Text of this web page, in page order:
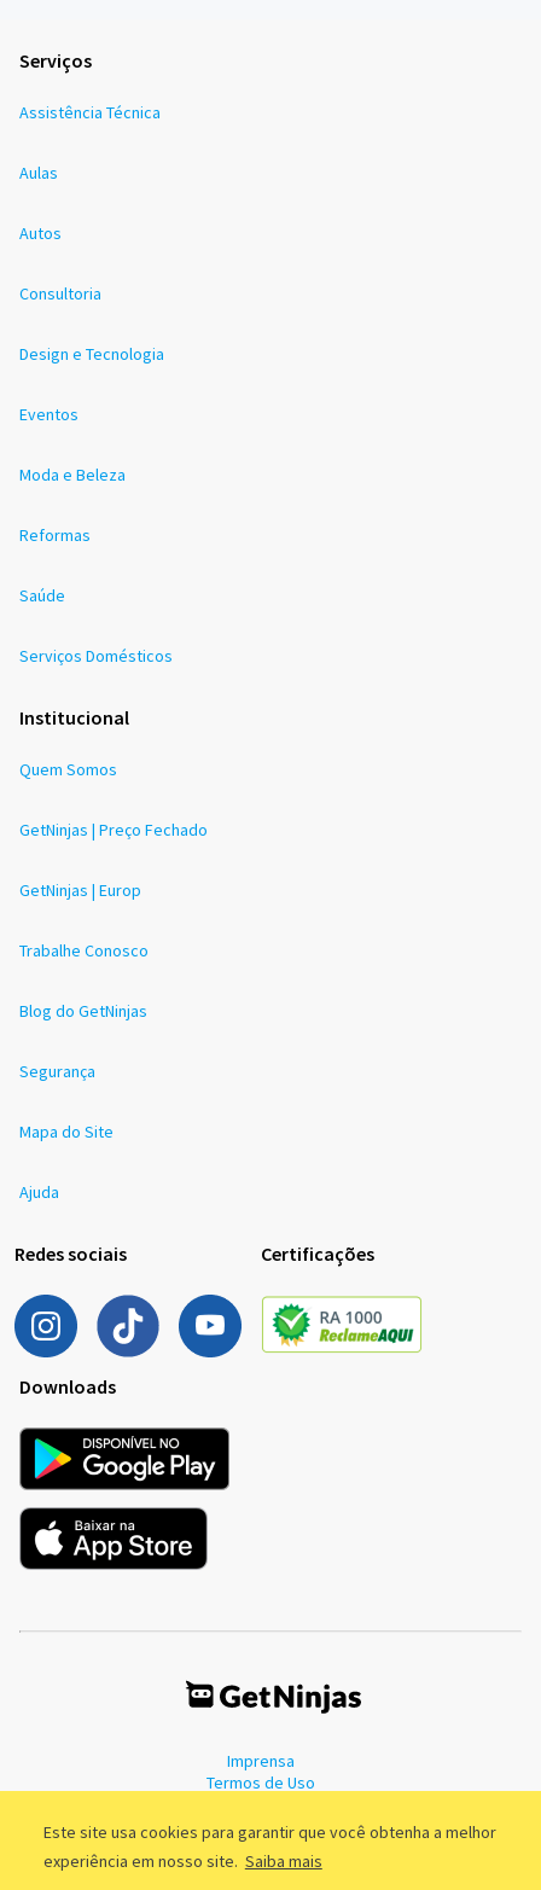
Este site usa cookies para garantir que você obtenha a melhor
experiência em nosso site. Saiba mais
Serviços
Assistência Técnica
Aulas
Autos
Consultoria
Design e Tecnologia
Eventos
Moda e Beleza
Reformas
Saúde
Serviços Domésticos
Institucional
Quem Somos
GetNinjas | Preço Fechado
GetNinjas | Europ
Trabalhe Conosco
Blog do GetNinjas
Segurança
Mapa do Site
Ajuda
Redes sociais Certificações
Downloads
Imprensa
Termos de Uso